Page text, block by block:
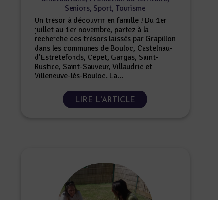
Seniors, Sport,Tourisme
Un trésor à découvrir en famille ! Du 1er
juillet au 1er novembre, partez à la
recherche des trésors laissés par Grapillon
dans les communes de Bouloc, Castelnau-
d’Estrétefonds, Cépet, Gargas, Saint-
Rustice, Saint-Sauveur, Villaudric et
Villeneuve-lès-Bouloc. La...